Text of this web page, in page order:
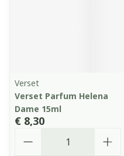
Verset
Verset Parfum Helena
Dame 15ml
€ 8,30